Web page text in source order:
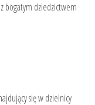
bogatym dziedzictwem
się w dzielnicy